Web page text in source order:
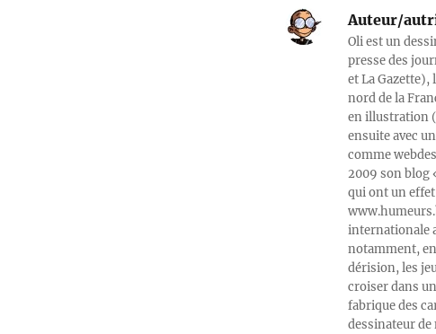
Auteur/
Oli est un
presse des
et La
nord de la
en illustration
ensuite avec
comme
2009 son blog
qui ont un
internationale
notamment,
dérision, les
croiser dans
fabrique des
dessinateur de